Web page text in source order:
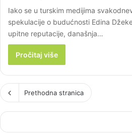
Iako se u turskim medijima
spekulacije o budućnosti Edina
upitne reputacije, današnja…
Pročitaj više
Prethodna stranica